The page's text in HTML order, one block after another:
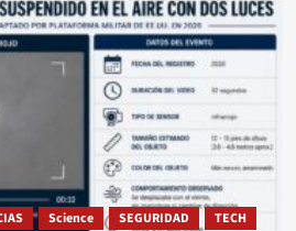
Science SEGURIDAD
TECH